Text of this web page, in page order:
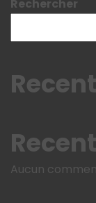
Rechercher
Aucun